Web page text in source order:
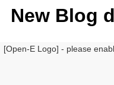
New Blog